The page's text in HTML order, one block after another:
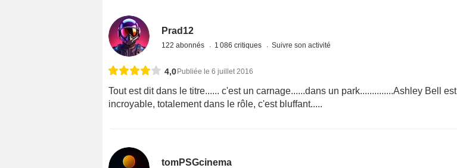
Prad12
122 abonnés 1 086 critiques Suivre son activité
4,0Publiée le 6 juillet 2016
Tout est dit dans le titre...... c'est un carnage......dans un park..............Ashley Bell est
incroyable, totalement dans le rôle, c'est bluffant.....
tomPSGcinema